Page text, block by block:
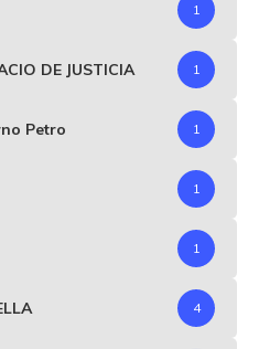
1
DE JUSTICIA 1
Petro 1
1
1
4